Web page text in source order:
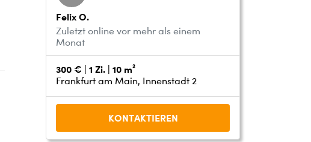
Felix O.
Zuletzt online vor mehr als einem
Monat
300 € | 1 Zi. | 10 m²
Frankfurt am Main, Innenstadt 2
KONTAKTIEREN